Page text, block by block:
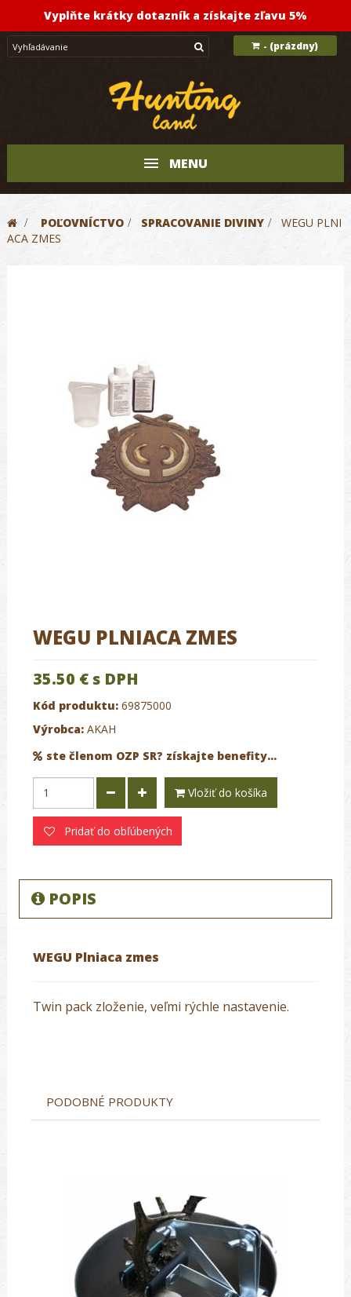
Vyplňte krátky dotazník a získajte zľavu 5%
- (prázdny)
MENU
> POĽOVNÍCTVO > SPRACOVANIE DIVINY >
WEGU PLNI
ACA ZMES
WEGU PLNIACA ZMES
35.50 € s DPH
Kód produktu: 69875000
Výrobca: AKAH
ste členom OZP SR? získajte benefity...
Vložiť do košíka
Pridať do obľúbených
POPIS
WEGU Plniaca zmes
Twin pack zloženie, veľmi rýchle nastavenie.
PODOBNÉ PRODUKTY